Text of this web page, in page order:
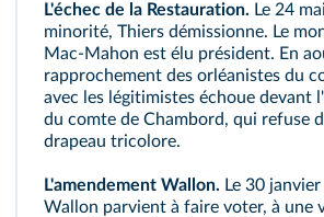
L'échec de la Restauration. Le 24
minorité, Thiers démissionne. Le
Mac‑Mahon est élu président. En
rapprochement des orléanistes du
avec les légitimistes échoue devant
du comte de Chambord, qui refuse
drapeau tricolore.
L'amendement Wallon. Le 30
Wallon parvient à faire voter, à une